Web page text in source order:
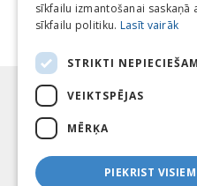
sīkfailu izmantošanai saskaņā
sīkfailu politiku. Lasīt vairāk
STRIKTI
VEIKTSPĒJAS
MĒRĶA
PIEKRIST VISIEM